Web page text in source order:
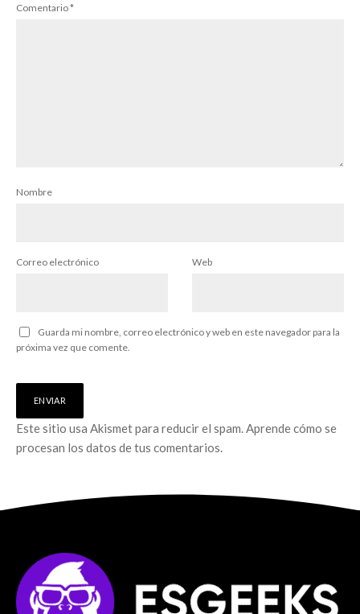
Comentario*
Nombre
Correo electrónico Web
Guarda mi nombre, correo electrónico y web en este navegador para la
próxima vez que comente.
Este sitio usa Akismet para reducir el spam.Aprende cómo se
procesan los datos de tus comentarios.